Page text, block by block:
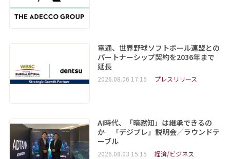
電通、世界野球ソフトボール連盟との
パートナーシップ契約を2036年まで
延長
2026.08.06 17:15 プレスリリース
AI時代、「暗黙知」は継承できるの
か 「デジブレ」説明会／ラウンドテ
ーブル
2026.08.03 15:15 経済/ビジネス